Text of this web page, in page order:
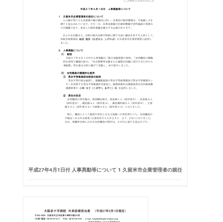
平成27年4月1日付 人事異動等について 1 久留米市企業管理者の就任